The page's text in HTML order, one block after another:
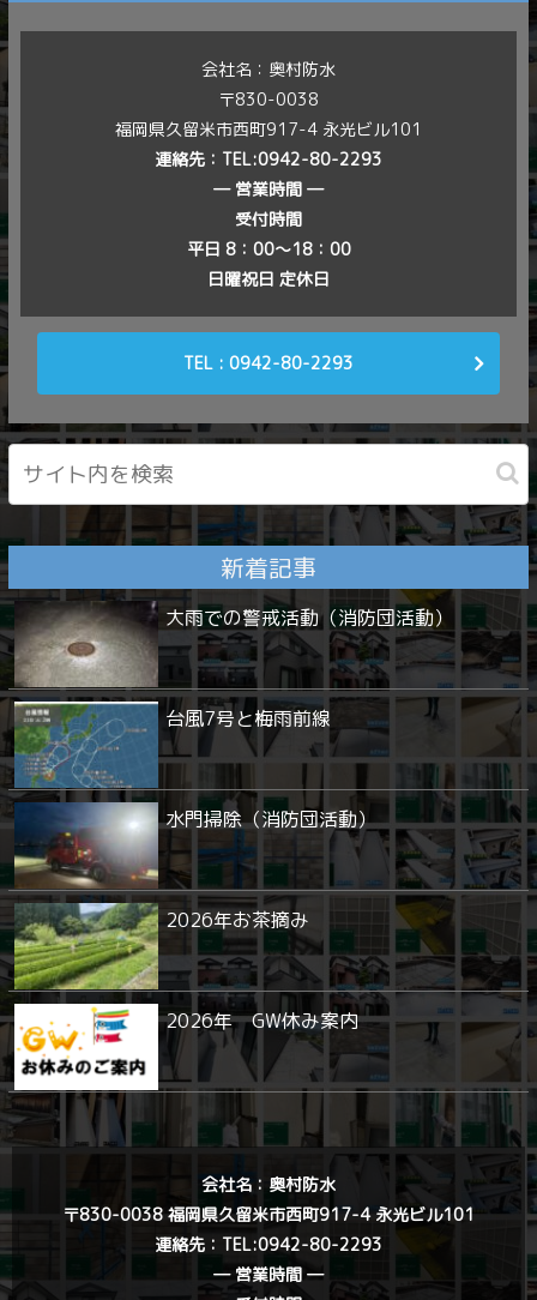
会社名：奥村防水
〒830-0038
福岡県久留米市西町917-4 永光ビル101
連絡先： TEL:0942-80-2293
― 営業時間 ―
受付時間
平日 8：00〜18：00
日曜祝日 定休日
TEL : 0942-80-2293
新着記事
大雨での警戒活動（消防団活動）
台風7号と梅雨前線
水門掃除（消防団活動）
2026年お茶摘み
2026年 GW休み案内
会社名：奥村防水
〒830-0038 福岡県久留米市西町917-4 永光ビル101
連絡先： TEL:0942-80-2293
― 営業時間 ―